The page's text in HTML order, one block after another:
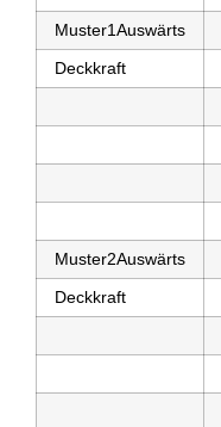
Muster1Auswärts
Deckkraft
Muster2Auswärts
Deckkraft